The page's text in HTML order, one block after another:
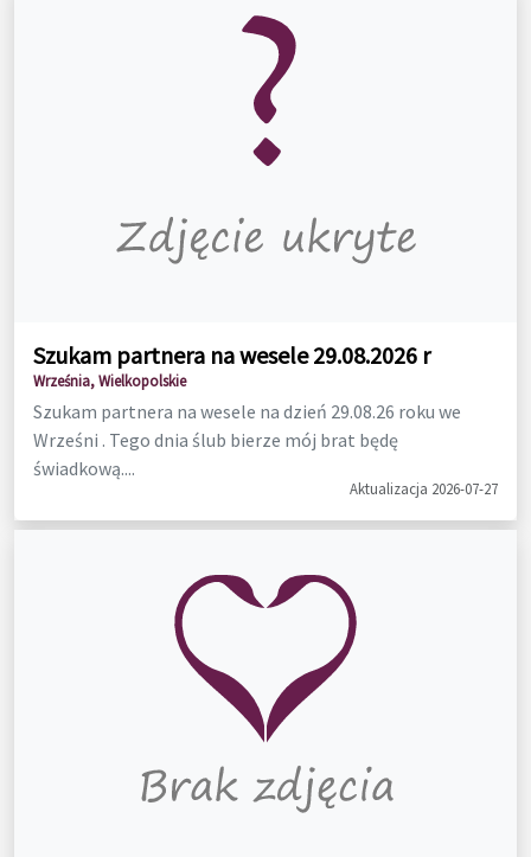
Szukam partnera na wesele 29.08.2026 r
Września, Wielkopolskie
Szukam partnera na wesele na dzień 29.08.26 roku we
Wrześni . Tego dnia ślub bierze mój brat będę
świadkową....
Aktualizacja 2026-07-27